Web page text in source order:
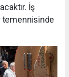
İş
temennisinde